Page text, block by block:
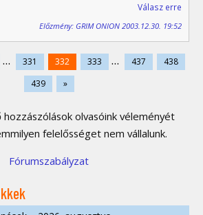
Válasz erre
Előzmény: GRIM ONION 2003.12.30. 19:52
... 331 332 333 ... 437
438
439
»
olvasóink véleményét
felelősséget nem vállalunk.
Fórumszabályzat